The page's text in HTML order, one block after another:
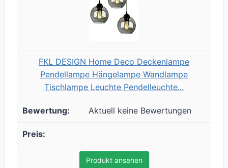
FKL DESIGN Home Deco Deckenlampe
Pendellampe Hängelampe Wandlampe
Tischlampe Leuchte Pendelleuchte...
Aktuell keine Bewertungen
Produkt ansehen